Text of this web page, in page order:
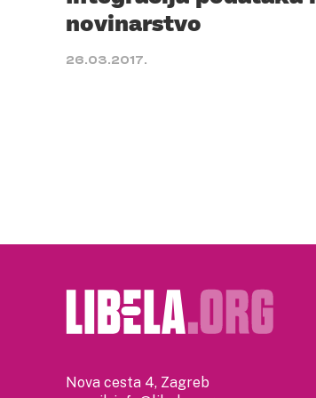
novinarstvo
26.03.2017.
Nova cesta 4, Zagreb